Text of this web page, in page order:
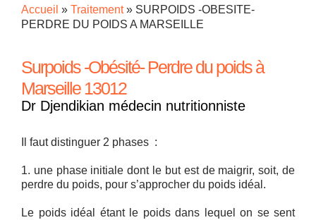
Accueil » Traitement» SURPOIDS -OBESITE-
PERDRE DU POIDS A MARSEILLE
Surpoids -Obésité- Perdre du poids à
Marseille 13012
Dr Djendikian médecin nutritionniste
Il faut distinguer 2 phases :
1. une phase initiale dont le but est de maigrir, soit, de
perdre du poids, pour s’approcher du poids idéal.
Le poids idéal étant le poids dans lequel on se sent